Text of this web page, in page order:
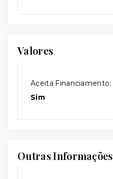
Valores
Aceita Financiamento:
Sim
Outras Informações